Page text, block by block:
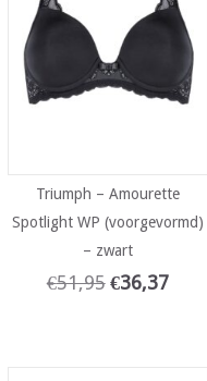
Triumph – Amourette
Spotlight WP (voorgevormd)
– zwart
€51,95 €36,37